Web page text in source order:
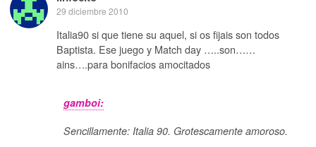
29 diciembre 2010
Italia90 si que tiene su aquel, si os fijais son todos
Baptista. Ese juego y Match day …..son……
ains….para bonifacios amocitados
gamboi:
Sencillamente: Italia 90. Grotescamente amoroso.